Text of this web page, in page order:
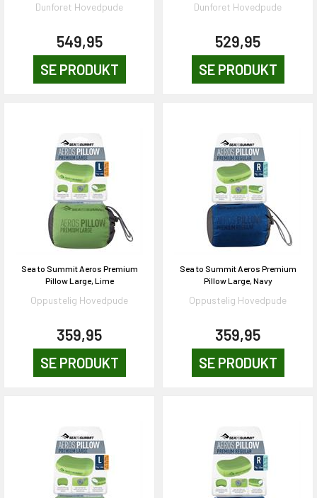
Dunforet Hovedpude
549,95
SE PRODUKT
Dunforet Hovedpude
529,95
SE PRODUKT
Sea to Summit Aeros Premium
Pillow Large, Lime
Oppustelig Hovedpude
359,95
SE PRODUKT
Sea to Summit Aeros Premium
Pillow Large, Navy
Oppustelig Hovedpude
359,95
SE PRODUKT